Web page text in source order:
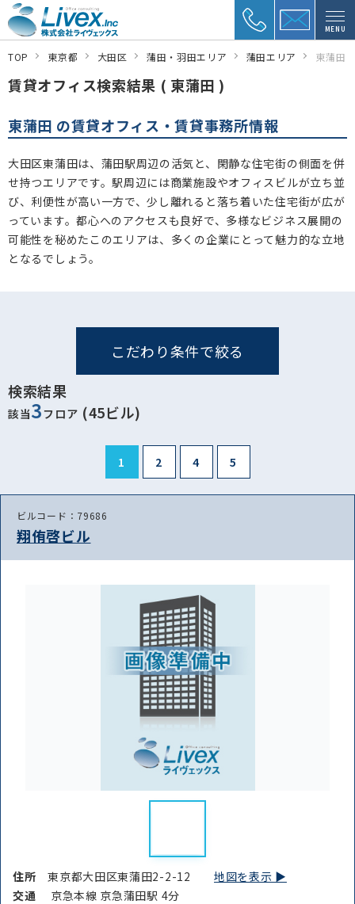
MENU
TOP 東京都 大田区 蒲田・羽田エリア 蒲田エリア 東蒲田
賃貸オフィス検索結果 ( 東蒲田 )
東蒲田 の賃貸オフィス・賃貸事務所情報
大田区東蒲田は、蒲田駅周辺の活気と、閑静な住宅街の側面を併
せ持つエリアです。駅周辺には商業施設やオフィスビルが立ち並
び、利便性が高い一方で、少し離れると落ち着いた住宅街が広が
っています。都心へのアクセスも良好で、多様なビジネス展開の
可能性を秘めたこのエリアは、多くの企業にとって魅力的な立地
となるでしょう。
こだわり条件で絞る
検索結果
該当3 フロア (45ビル)
1 2 4 5
ビルコード：79686
翔侑啓ビル
住所東京都大田区東蒲田2-2-12地図を表示 ▶︎
交通
京急本線 京急蒲田駅 4分